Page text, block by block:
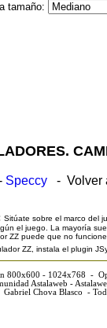
tamaño:
Speccy - Volver
Sitúate sobre el marco del
el juego. La mayoría
ZZ puede que no
ZZ, instala el plugin
800x600 - 1024x768 -
Astalaweb -
Gabriel Chova Blasco -